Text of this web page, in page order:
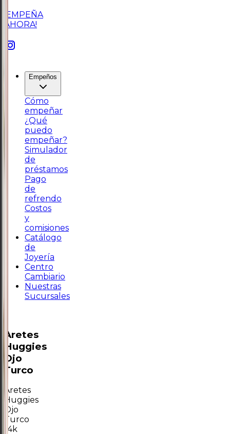
¡EMPEÑA
AHORA!
Empeños
Cómo
empeñar
¿Qué
puedo
empeñar?
Simulador
de
préstamos
Pago
de
refrendo
Costos
y
comisiones
Catálogo
de
Joyería
Centro
Cambiario
Nuestras
Sucursales
Aretes
Huggies
Ojo
Turco
Aretes
Huggies
Ojo
Turco
14k